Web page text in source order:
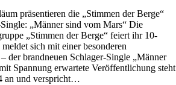
präsentieren die „Stimmen der Berge“
„Männer sind vom Mars“ Die
„Stimmen der Berge“ feiert ihr 10-
sich mit einer besonderen
der brandneuen Schlager-Single „Männer
Spannung erwartete Veröffentlichung steht
an und verspricht…